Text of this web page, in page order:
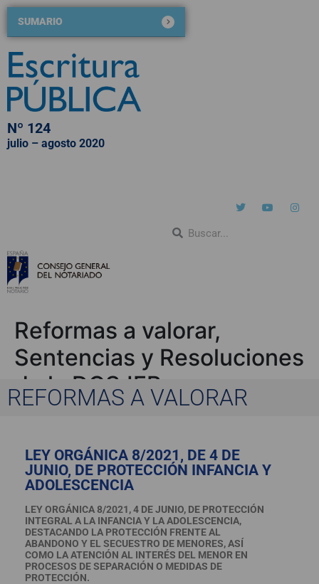
SUMARIO
Nº 124
julio – agosto 2020
Reformas a valorar,
Sentencias y Resoluciones
de la DGSJFP
REFORMAS A VALORAR
LEY ORGÁNICA 8/2021, DE 4 DE
JUNIO, DE PROTECCIÓN INFANCIA Y
ADOLESCENCIA
LEY ORGÁNICA 8/2021, 4 DE JUNIO, DE PROTECCIÓN
INTEGRAL A LA INFANCIA Y LA ADOLESCENCIA,
DESTACANDO LA PROTECCIÓN FRENTE AL
ABANDONO Y EL SECUESTRO DE MENORES, ASÍ
COMO LA ATENCIÓN AL INTERÉS DEL MENOR EN
PROCESOS DE SEPARACIÓN O MEDIDAS DE
PROTECCIÓN.